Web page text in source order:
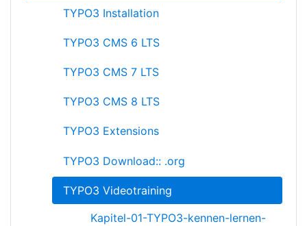
TYPO3 Installation
TYPO3 CMS 6 LTS
TYPO3 CMS 7 LTS
TYPO3 CMS 8 LTS
TYPO3 Extensions
TYPO3 Download:: .org
TYPO3 Videotraining
Kapitel-01-TYPO3-kennen-lernen-